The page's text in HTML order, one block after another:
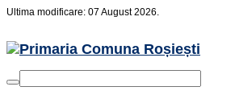
Ultima modificare: 07 August 2026.